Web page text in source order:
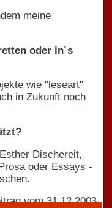
meine
oder in´s
wie "leseart"
in Zukunft noch
Dischereit,
oder Essays -
vom 31.12.2003